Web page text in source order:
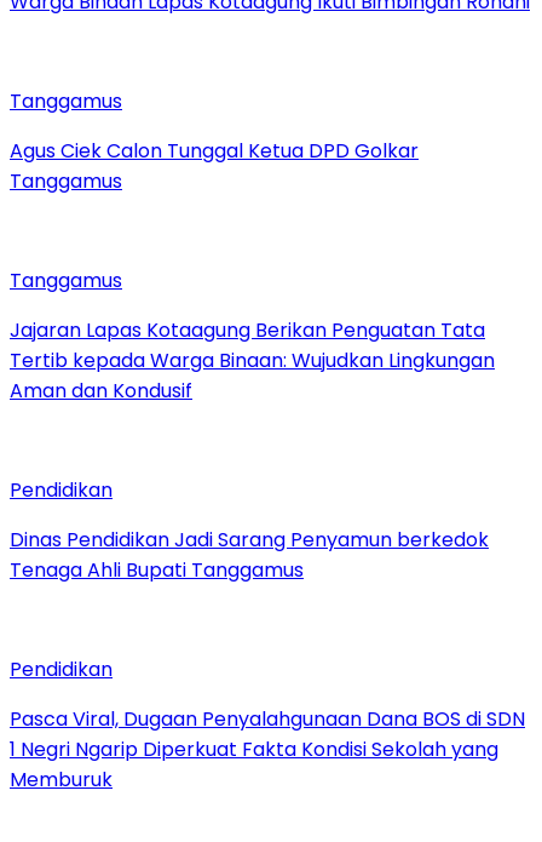
Tanggamus
Agus Ciek Calon Tunggal Ketua DPD Golkar
Tanggamus
Tanggamus
Jajaran Lapas Kotaagung Berikan Penguatan Tata
Tertib kepada Warga Binaan: Wujudkan Lingkungan
Aman dan Kondusif
Pendidikan
Dinas Pendidikan Jadi Sarang Penyamun berkedok
Tenaga Ahli Bupati Tanggamus
Pendidikan
Pasca Viral, Dugaan Penyalahgunaan Dana BOS di SDN
1 Negri Ngarip Diperkuat Fakta Kondisi Sekolah yang
Memburuk